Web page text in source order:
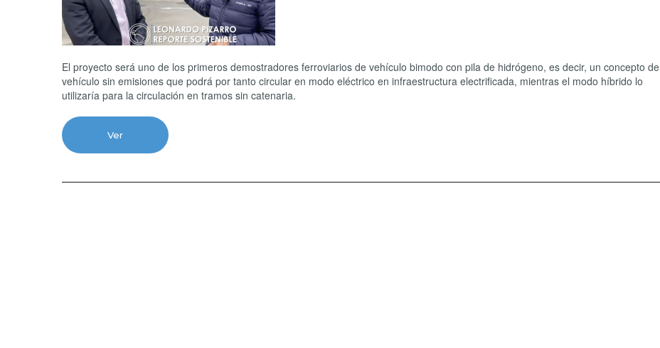
El proyecto será uno de los primeros demostradores ferroviarios de vehículo bimodo con pila de hidrógeno, es decir, un concepto de
vehículo sin emisiones que podrá por tanto circular en modo eléctrico en infraestructura electrificada, mientras el modo híbrido lo
utilizaría para la circulación en tramos sin catenaria.
Ver